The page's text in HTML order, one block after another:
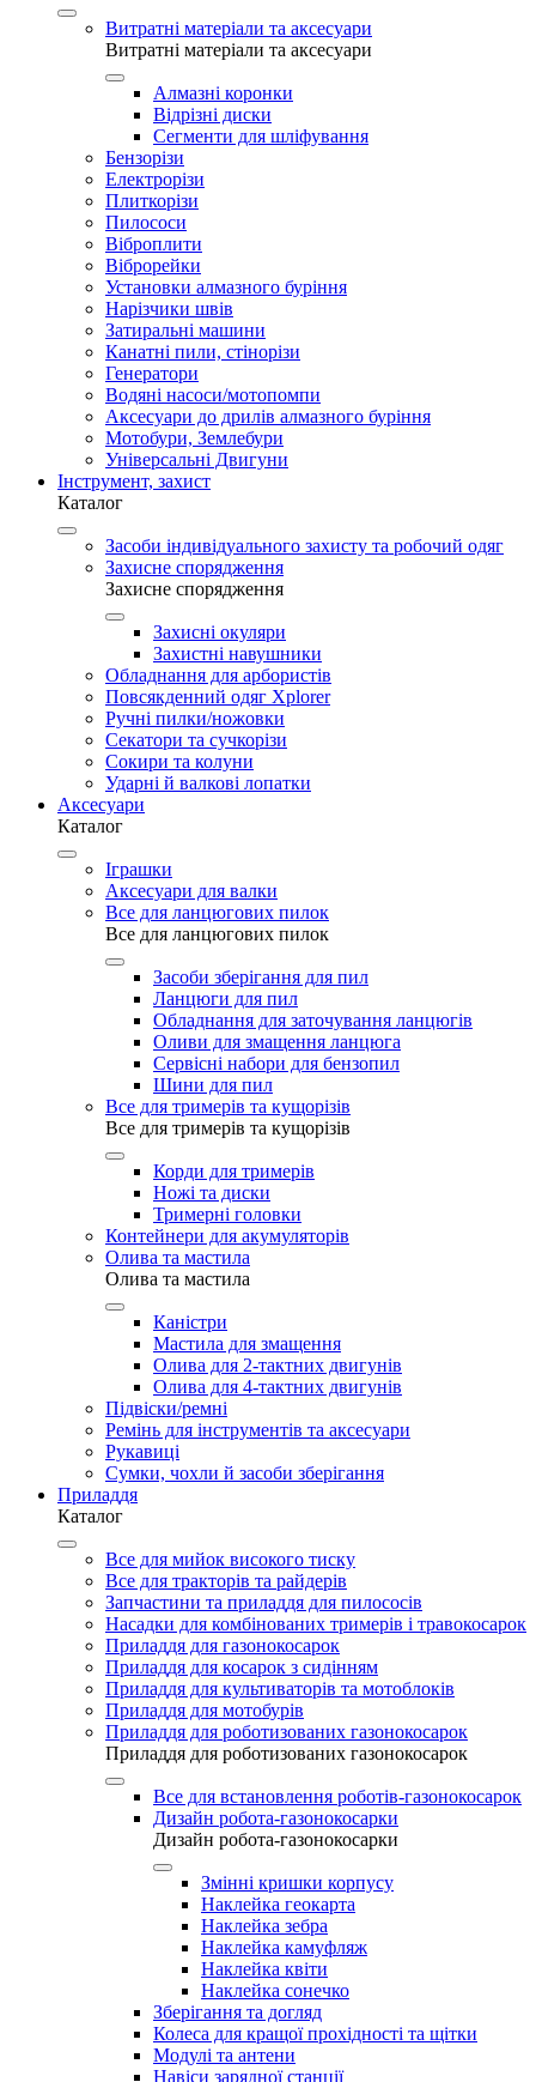
Витратні матеріали та аксесуари
Витратні матеріали та аксесуари
Алмазні коронки
Відрізні диски
Сегменти для шліфування
Бензорізи
Електрорізи
Плиткорізи
Пилососи
Віброплити
Віброрейки
Установки алмазного буріння
Нарізчики швів
Затиральні машини
Канатні пили, стінорізи
Генератори
Водяні насоси/мотопомпи
Аксесуари до дрилів алмазного буріння
Мотобури, Землебури
Універсальні Двигуни
Інструмент, захист
Каталог
Засоби індивідуального захисту та робочий одяг
Захисне спорядження
Захисне спорядження
Захисні окуляри
Захистні навушники
Обладнання для арбористів
Повсякденний одяг Xplorer
Ручні пилки/ножовки
Секатори та сучкорізи
Сокири та колуни
Ударні й валкові лопатки
Аксесуари
Каталог
Іграшки
Аксесуари для валки
Все для ланцюгових пилок
Все для ланцюгових пилок
Засоби зберігання для пил
Ланцюги для пил
Обладнання для заточування ланцюгів
Оливи для змащення ланцюга
Сервісні набори для бензопил
Шини для пил
Все для тримерів та кущорізів
Все для тримерів та кущорізів
Корди для тримерів
Ножі та диски
Тримерні головки
Контейнери для акумуляторів
Олива та мастила
Олива та мастила
Каністри
Мастила для змащення
Олива для 2-тактних двигунів
Олива для 4-тактних двигунів
Підвіски/ремні
Ремінь для інструментів та аксесуари
Рукавиці
Сумки, чохли й засоби зберігання
Приладдя
Каталог
Все для мийок високого тиску
Все для тракторів та райдерів
Запчастини та приладдя для пилососів
Насадки для комбінованих тримерів і травокосарок
Приладдя для газонокосарок
Приладдя для косарок з сидінням
Приладдя для культиваторів та мотоблоків
Приладдя для мотобурів
Приладдя для роботизованих газонокосарок
Приладдя для роботизованих газонокосарок
Все для встановлення роботів-газонокосарок
Дизайн робота-газонокосарки
Дизайн робота-газонокосарки
Змінні кришки корпусу
Наклейка геокарта
Наклейка зебра
Наклейка камуфляж
Наклейка квіти
Наклейка сонечко
Зберігання та догляд
Колеса для кращої прохідності та щітки
Модулі та антени
Навіси зарядної станції